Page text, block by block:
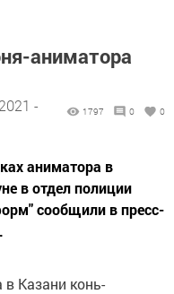
аниматора
-
1797 0 0
аниматора в
в отдел полиции
сообщили в пресс-
Казани конь-